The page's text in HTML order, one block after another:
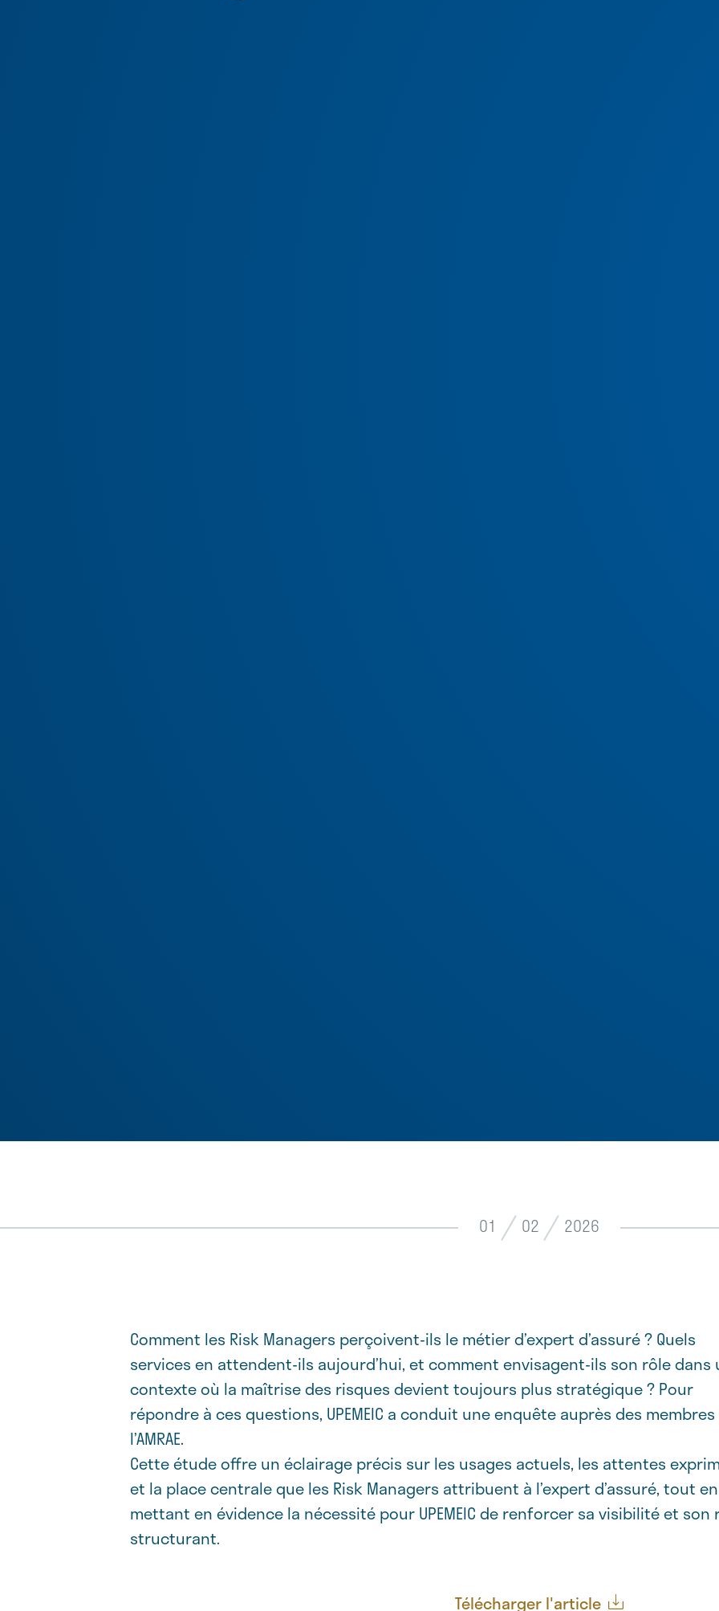
01 02 2026
Comment les Risk Managers perçoivent-ils le métier d’expert d’assuré ? Quels
services en attendent-ils aujourd’hui, et comment envisagent-ils son rôle dans
contexte où la maîtrise des risques devient toujours plus stratégique ? Pour
répondre à ces questions, UPEMEIC a conduit une enquête auprès des
l’AMRAE.
Cette étude offre un éclairage précis sur les usages actuels, les attentes
et la place centrale que les Risk Managers attribuent à l’expert d’assuré, tout en
mettant en évidence la nécessité pour UPEMEIC de renforcer sa visibilité et son
structurant.
Télécharger l'article